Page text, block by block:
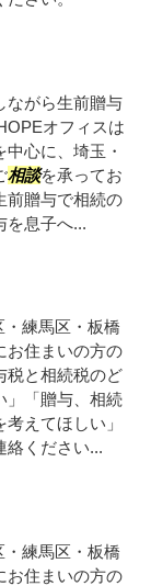
ながら生前贈与
オフィスは
心に、埼玉・
相談を承ってお
前贈与で相続の
を息子へ...
・練馬区・板橋
お住まいの方の
税と相続税のど
」「贈与、相続
えてほしい」
絡ください...
・練馬区・板橋
お住まいの方の